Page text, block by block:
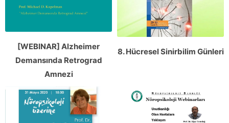
[WEBINAR] Alzheimer
Demansında Retrograd
Amnezi
8. Hücresel Sinirbilim Günleri